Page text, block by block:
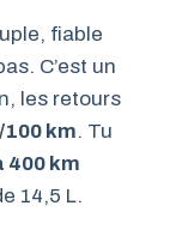
fiable
C’est un
les retours
100 km. Tu
400 km
14,5 L.